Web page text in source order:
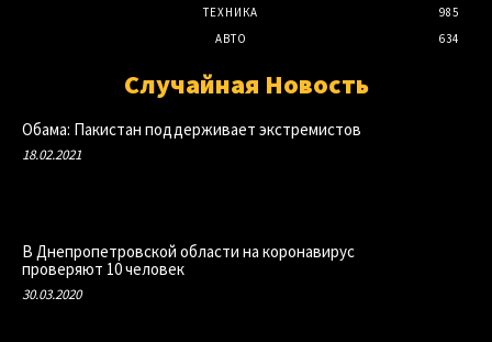
ТЕХНИКА
985
АВТО
634
Случайная Новость
Обама: Пакистан поддерживает экстремистов
18.02.2021
В Днепропетровской области на коронавирус
проверяют 10 человек
30.03.2020